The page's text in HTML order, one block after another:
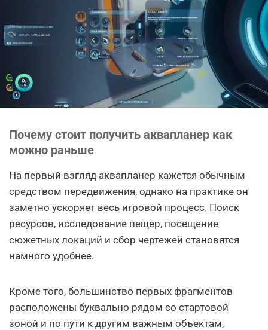
Почему стоит получить аквапланер как
можно раньше
На первый взгляд аквапланер кажется обычным
средством передвижения, однако на практике он
заметно ускоряет весь игровой процесс. Поиск
ресурсов, исследование пещер, посещение
сюжетных локаций и сбор чертежей становятся
намного удобнее.
Кроме того, большинство первых фрагментов
расположены буквально рядом со стартовой
зоной и по пути к другим важным объектам,